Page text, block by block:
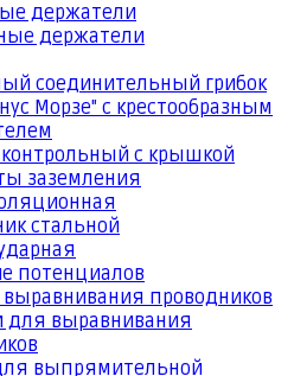
держатели
держатели
соединительный грибок
Морзе" с крестообразным
с крышкой
заземления
стальной
потенциалов
проводников
выравнивания
выпрямительной